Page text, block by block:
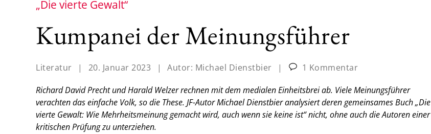
„Die vierte Gewalt“
Kumpanei der Meinungsführer
Literatur | 20. Januar 2023 | Autor: Michael Dienstbier |
1 Kommentar
Richard David Precht und Harald Welzer rechnen mit dem medialen Einheitsbrei ab. Viele Meinungsführer
verachten das einfache Volk, so die These. JF-Autor Michael Dienstbier analysiert deren gemeinsames Buch „Die
vierte Gewalt: Wie Mehrheitsmeinung gemacht wird, auch wenn sie keine ist“ nicht, ohne auch die Autoren einer
kritischen Prüfung zu unterziehen.